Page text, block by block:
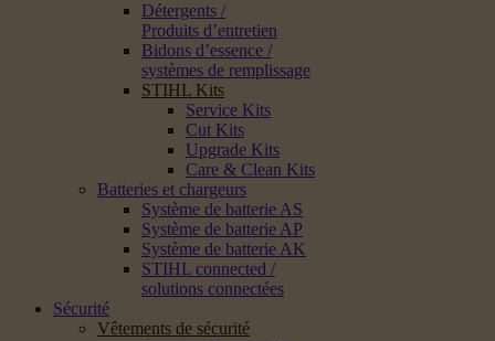
Détergents /
Produits d’entretien
Bidons d’essence /
systèmes de remplissage
STIHL Kits
Service Kits
Cut Kits
Upgrade Kits
Care & Clean Kits
Batteries et chargeurs
Système de batterie AS
Système de batterie AP
Système de batterie AK
STIHL connected /
solutions connectées
Sécurité
Vêtements de sécurité